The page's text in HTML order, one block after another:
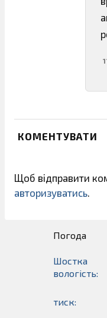
КОМЕНТУВАТИ
Щоб відправити
авторизуватись.
Погода
Шостка
вологість:
тиск: